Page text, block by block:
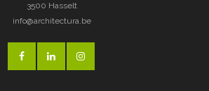
3500 Hasselt
info@architectura.be